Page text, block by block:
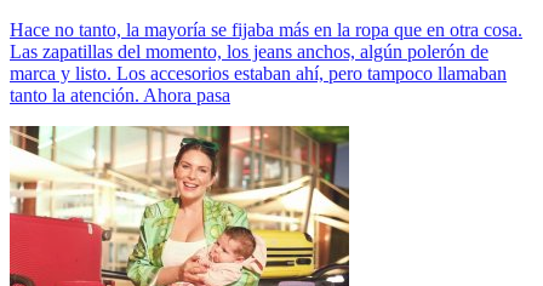
Hace no tanto, la mayoría se fijaba más en la ropa que en otra cosa.
Las zapatillas del momento, los jeans anchos, algún polerón de
marca y listo. Los accesorios estaban ahí, pero tampoco llamaban
tanto la atención. Ahora pasa